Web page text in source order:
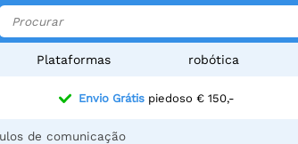
Plataformas robótica
Envio Grátispiedoso € 150,-
de comunicação